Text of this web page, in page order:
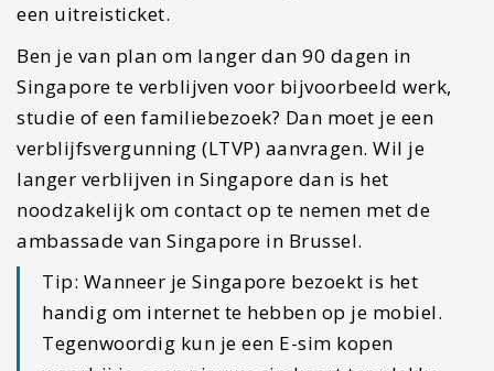
een uitreisticket.
Ben je van plan om langer dan 90 dagen in
Singapore te verblijven voor bijvoorbeeld werk,
studie of een familiebezoek? Dan moet je een
verblijfsvergunning (LTVP) aanvragen. Wil je
langer verblijven in Singapore dan is het
noodzakelijk om contact op te nemen met de
ambassade van Singapore in Brussel.
Tip: Wanneer je Singapore bezoekt is het
handig om internet te hebben op je mobiel.
Tegenwoordig kun je een E-sim kopen